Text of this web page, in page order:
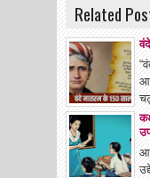
Related